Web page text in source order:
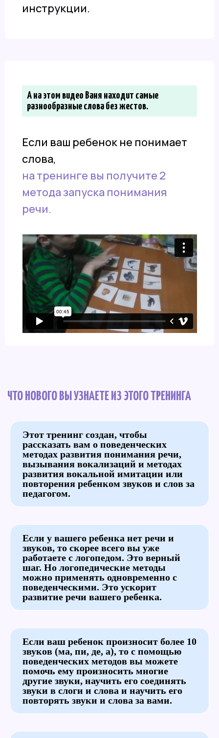
инструкции.
А на этом видео Ваня находит самые
разнообразные слова без жестов.
Если ваш ребенок не понимает
слова,
на тренинге вы получите 2
метода запуска понимания
речи.
ЧТО НОВОГО ВЫ УЗНАЕТЕ ИЗ ЭТОГО ТРЕНИНГА
Этот тренинг создан, чтобы
рассказать вам о поведенческих
методах развития понимания речи,
вызывания вокализаций и методах
развития вокальной имитации или
повторения ребенком звуков и слов за
педагогом.
Если у вашего ребенка нет речи и
звуков, то скорее всего вы уже
работаете с логопедом. Это верный
шаг. Но логопедические методы
можно применять одновременно с
поведенческими. Это ускорит
развитие речи вашего ребенка.
Если ваш ребенок произносит более 10
звуков (ма, пи, де, а), то с помощью
поведенческих методов вы можете
помочь ему произносить многие
другие звуки, научить его соединять
звуки в слоги и слова и научить его
повторять звуки и слова за вами.